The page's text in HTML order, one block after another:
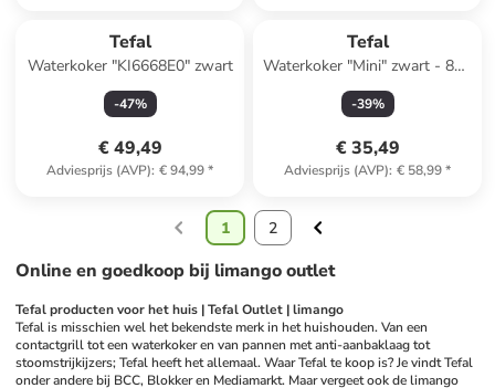
Tefal
Waterkoker "KI6668E0" zwart
-47%
€ 49,49
Adviesprijs (AVP): € 94,99*
Tefal
Waterkoker "Mini" zwart - 800
ml
-39%
€ 35,49
Adviesprijs (AVP): € 58,99*
1 2
Online en goedkoop bij limango outlet
Tefal producten voor het huis | Tefal Outlet | limango
Tefal is misschien wel het bekendste merk in het huishouden. Van een
contactgrill tot een waterkoker en van pannen met anti-aanbaklaag tot
stoomstrijkijzers; Tefal heeft het allemaal. Waar Tefal te koop is? Je vindt Tefal